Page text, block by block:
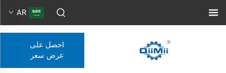
AR
احصل على
عرض سعر